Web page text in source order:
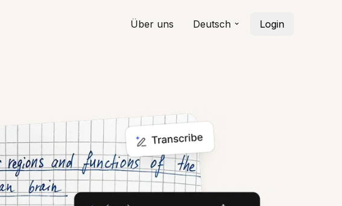
Über uns Deutsch Login